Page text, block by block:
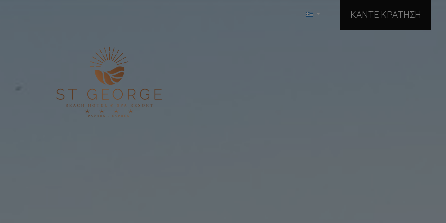
ΚΆΝΤΕ ΚΡΆΤΗΣΗ